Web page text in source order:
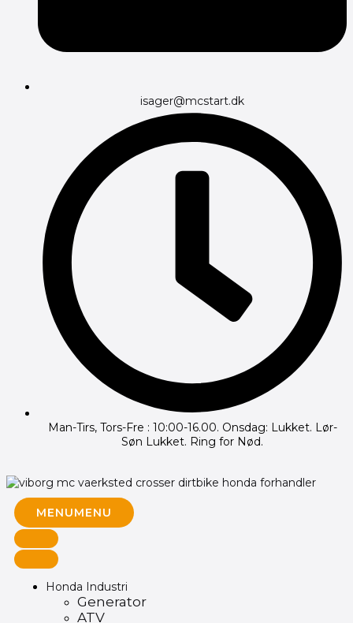
isager@mcstart.dk
Man-Tirs, Tors-Fre : 10:00-16.00. Onsdag: Lukket. Lør-
Søn Lukket. Ring for Nød.
MENUMENU
Honda Industri
Generator
ATV